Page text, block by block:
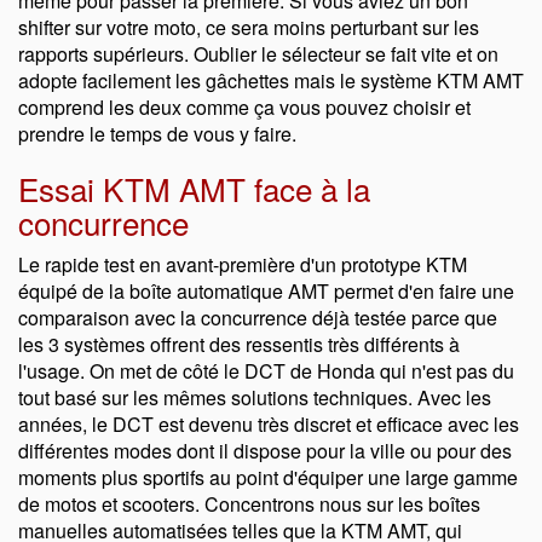
shifter sur votre moto, ce sera moins perturbant sur les
rapports supérieurs. Oublier le sélecteur se fait vite et on
adopte facilement les gâchettes mais le système KTM AMT
comprend les deux comme ça vous pouvez choisir et
prendre le temps de vous y faire.
Essai KTM AMT face à la
concurrence
Le rapide test en avant-première d'un prototype KTM
équipé de la boîte automatique AMT permet d'en faire une
comparaison avec la concurrence déjà testée parce que
les 3 systèmes offrent des ressentis très différents à
l'usage. On met de côté le DCT de Honda qui n'est pas du
tout basé sur les mêmes solutions techniques. Avec les
années, le DCT est devenu très discret et efficace avec les
différentes modes dont il dispose pour la ville ou pour des
moments plus sportifs au point d'équiper une large gamme
de motos et scooters. Concentrons nous sur les boîtes
manuelles automatisées telles que la KTM AMT, qui